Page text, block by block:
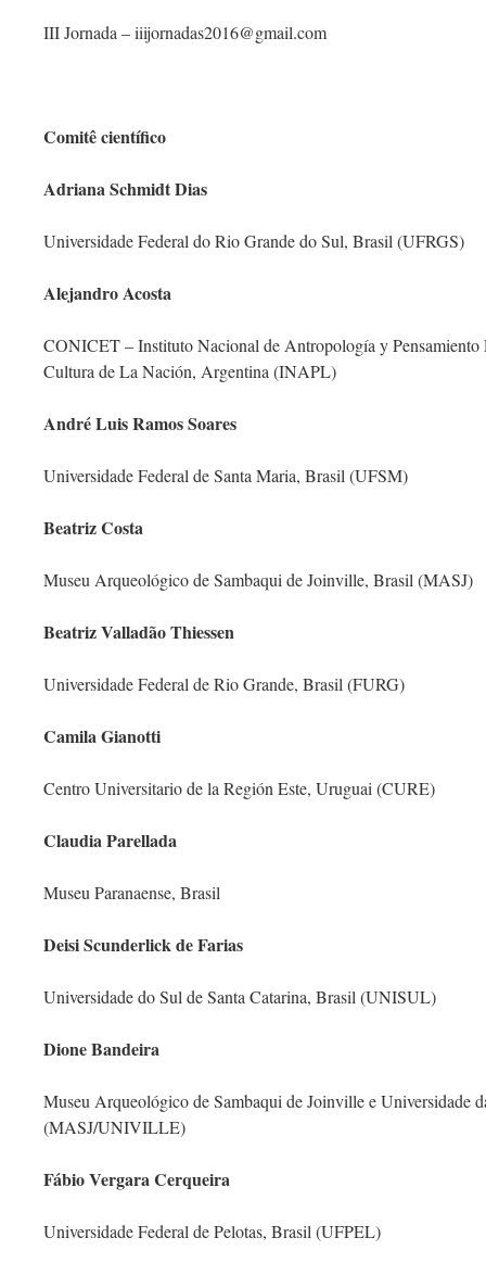
III Jornada – iiijornadas2016@gmail.com
Comitê científico
Adriana Schmidt Dias
Universidade Federal do Rio Grande do Sul, Brasil (UFRGS)
Alejandro Acosta
CONICET – Instituto Nacional de Antropología y
Cultura de La Nación, Argentina (INAPL)
André Luis Ramos Soares
Universidade Federal de Santa Maria, Brasil (UFSM)
Beatriz Costa
Museu Arqueológico de Sambaqui de Joinville, Brasil (MASJ)
Beatriz Valladão Thiessen
Universidade Federal de Rio Grande, Brasil (FURG)
Camila Gianotti
Centro Universitario de la Región Este, Uruguai (CURE)
Claudia Parellada
Museu Paranaense, Brasil
Deisi Scunderlick de Farias
Universidade do Sul de Santa Catarina, Brasil (UNISUL)
Dione Bandeira
Museu Arqueológico de Sambaqui de Joinville e Universidade
(MASJ/UNIVILLE)
Fábio Vergara Cerqueira
Universidade Federal de Pelotas, Brasil (UFPEL)